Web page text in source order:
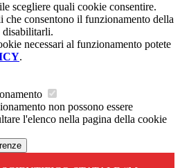
scegliere quali cookie consentire.
che consentono il funzionamento della
disabilitarli.
necessari al funzionamento potete
.
non possono essere
l'elenco nella pagina della cookie